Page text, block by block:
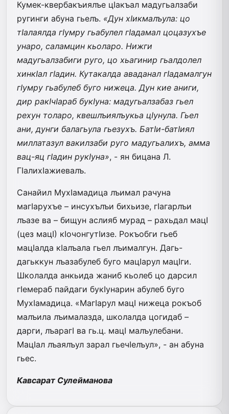
Кумек-квербакъиялъе цIакъал мадугьалзаби
ругинги абуна гьелъ. «Дун хIикмалъула: цо
тIалаялда гIумру гьабулел гIадамал цоцазухъе
унаро, саламцин кьоларо. Нижги
мадугьалзабиги руго, цо хьагинир гьалдолел
хинкIал гIадин. Кутакалда аваданал гIадамалгун
гIумру гьабулеб буго нижеца. Дун кие аниги,
дир ракIчIараб букIуна: мадугьалзабаз гьел
рехун толаро, квешлъиялъукьа цIунула. Гьел
ани, дунги балагьула гьезухъ. БатIи-батIиял
миллатазул вакилзаби руго мадугьалихъ, амма
вац-яц гIадин рукIуна», - ян бицана Л.
ГIалихIажиевалъ.
Санайил МухIамадица лъимал рачуна
магIарухъе – инсухълъи бихьизе, гIагарлъи
лъазе ва – бищун аслияб мурад – рахьдал мацI
(цез мацI) кIочонгутIизе. Рокъобги гьеб
мацIалда кIалъала гьел лъималгун. Дагь-
дагьккун лъазабулеб буго мацIарул мацIги.
Школалда анкьида жаниб кьолеб цо дарсил
гIемераб пайдаги букIунарин абулеб буго
МухIамадица. «МагIарул мацI нижеца рокъоб
малъила лъималазда, школалда цогидаб –
дарги, лъарагI ва гь.ц. мацI малъулебани.
МацIал лъаялъул зарал гьечIелъул», - ан абуна
гьес.
Кавсарат Сулейманова